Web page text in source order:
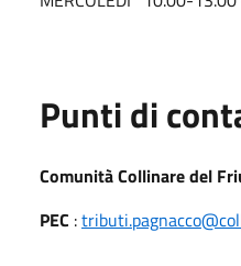
Punti di
Comunità Collinare del
PEC :